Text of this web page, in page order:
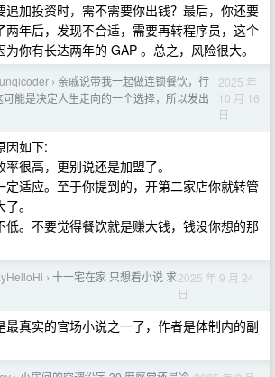
追加投资时，需不需要你出钱？最后，你还要
两年后，发现不合适，需要再转程序员，这个
你有长达两年的 GAP 。总之，风险很大。
› 亲戚说带我一起做连锁餐饮，行
能是决定人生走向的一个选择，所以发出
2025 年
10 月 16
日
因如下:
很高，更别说还是加盟了。
适应。至于你提到的，开第二家店你就转管
。
。不要觉得餐饮就是赚大钱，钱没你想的那
› 十一宅在家 只想看小说 求2025 年 9 月 24
日
最真实的官场小说之一了，作者是体制内的副